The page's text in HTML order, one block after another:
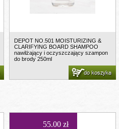
DEPOT NO.501 MOISTURIZING &
CLARIFYING BOARD SHAMPOO
nawilżający i oczyszczający szampon
do brody 250ml
do koszyka
55.00 zł